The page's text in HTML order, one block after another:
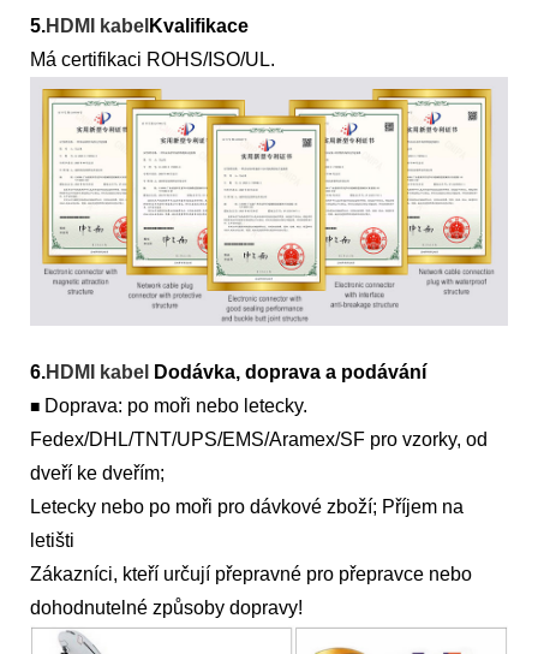
5.HDMI kabel Kvalifikace
Má certifikaci ROHS/ISO/UL.
6.HDMI kabel Dodávka, doprava a podávání
■ Doprava: po moři nebo letecky.
Fedex/DHL/TNT/UPS/EMS/Aramex/SF pro vzorky, od
dveří ke dveřím;
Letecky nebo po moři pro dávkové zboží; Příjem na
letišti
Zákazníci, kteří určují přepravné pro přepravce nebo
dohodnutelné způsoby dopravy!